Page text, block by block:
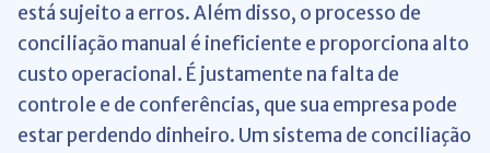
está sujeito a erros. Além disso, o processo de
conciliação manual é ineficiente e proporciona alto
custo operacional. É justamente na falta de
controle e de conferências, que sua empresa pode
estar perdendo dinheiro. Um sistema de conciliação